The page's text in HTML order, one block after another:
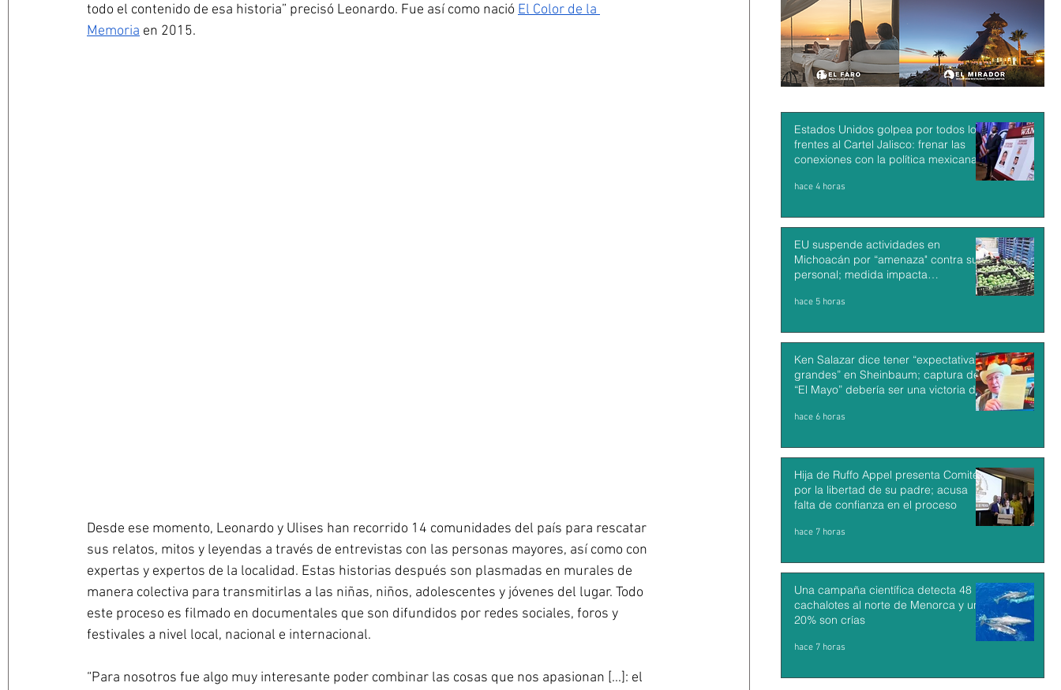
todo el contenido de esa historia” precisó Leonardo. Fue así como nació El Color de la
Memoria en 2015.
Desde ese momento, Leonardo y Ulises han recorrido 14 comunidades del país para rescatar
sus relatos, mitos y leyendas a través de entrevistas con las personas mayores, así como con
expertas y expertos de la localidad. Estas historias después son plasmadas en murales de
manera colectiva para transmitirlas a las niñas, niños, adolescentes y jóvenes del lugar. Todo
este proceso es filmado en documentales que son difundidos por redes sociales, foros y
festivales a nivel local, nacional e internacional.
“Para nosotros fue algo muy interesante poder combinar las cosas que nos apasionan [...]: el
Estados Unidos golpea por todos los
frentes al Cartel Jalisco: frenar las
conexiones con la política mexicana y
hace 4 horas
EU suspende actividades en
Michoacán por “amenaza" contra su
personal; medida impacta
exportaciones de aguacate mexicano
hace 5 horas
Ken Salazar dice tener “expectativas
grandes” en Sheinbaum; captura de
“El Mayo” debería ser una victoria de
hace 6 horas
Hija de Ruffo Appel presenta Comité
por la libertad de su padre; acusa
falta de confianza en el proceso
hace 7 horas
Una campaña científica detecta 48
cachalotes al norte de Menorca y un
20% son crías
hace 7 horas